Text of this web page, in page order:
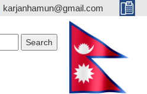
karjanhamun@gmail.com